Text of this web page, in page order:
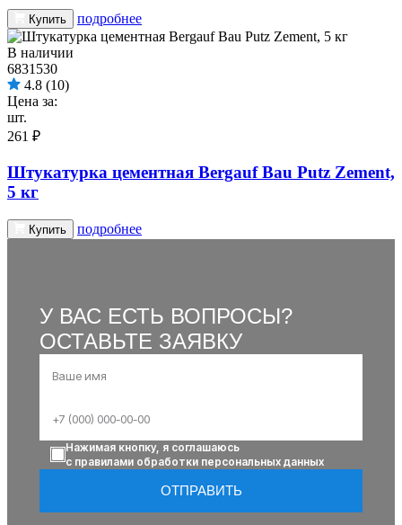
Купить подробнее
В наличии
6831530
4.8 (10)
Цена за:
шт.
261 ₽
Штукатурка цементная Bergauf Bau Putz Zement,
5 кг
Купить подробнее
У ВАС ЕСТЬ ВОПРОСЫ?
ОСТАВЬТЕ ЗАЯВКУ
Нажимая кнопку, я соглашаюсь
с правилами обработки персональных данных
ОТПРАВИТЬ